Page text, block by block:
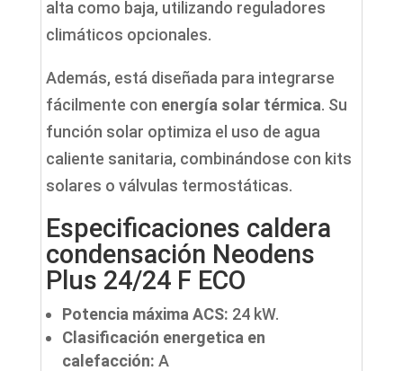
alta como baja, utilizando reguladores
climáticos opcionales.
Además, está diseñada para integrarse
fácilmente con energía solar térmica. Su
función solar optimiza el uso de agua
caliente sanitaria, combinándose con kits
solares o válvulas termostáticas.
Especificaciones caldera
condensación Neodens
Plus 24/24 F ECO
Potencia máxima ACS: 24 kW.
Clasificación energetica en
calefacción: A